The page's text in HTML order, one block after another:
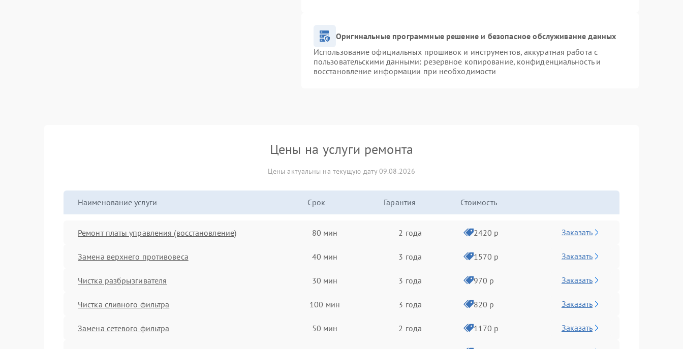
Оригинальные программные решение и безопасное обслуживание данных
Использование официальных прошивок и инструментов, аккуратная работа с
пользовательскими данными: резервное копирование, конфиденциальность и
восстановление информации при необходимости
Цены на услуги ремонта
Цены актуальны на текущую дату 09.08.2026
Наименование услуги Срок Гарантия Стоимость
Ремонт платы управления (восстановление) 80 мин 2 года 2420 р Заказать
Замена верхнего противовеса 40 мин 3 года 1570 р Заказать
Чистка разбрызгивателя 30 мин 3 года 970 р Заказать
Чистка сливного фильтра 100 мин 3 года 820 р Заказать
Замена сетевого фильтра 50 мин 2 года 1170 р Заказать